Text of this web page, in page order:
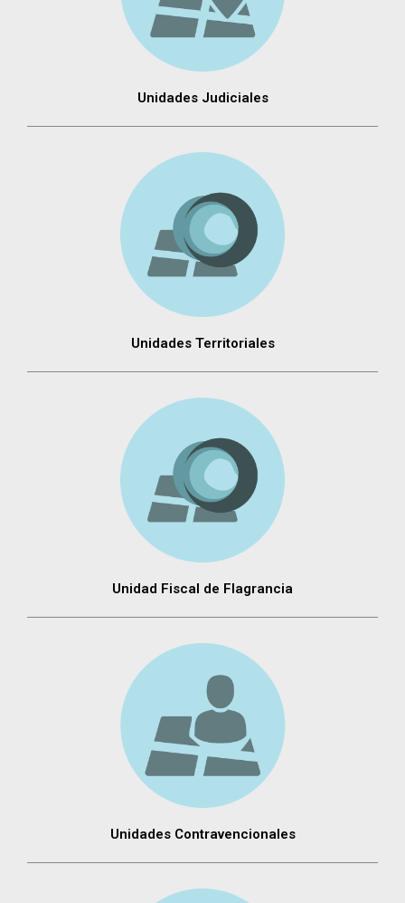
Unidades Judiciales
Unidades Territoriales
Unidad Fiscal de Flagrancia
Unidades Contravencionales